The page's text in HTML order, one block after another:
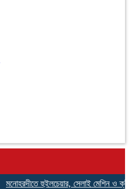
মনোহরদীতে হুইলচেয়ার, সেলাই মেশিন ও